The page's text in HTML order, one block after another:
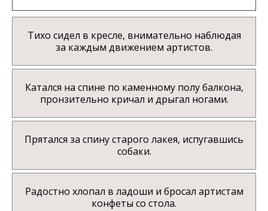
Тихо сидел в кресле, внимательно наблюдая
за каждым движением артистов.
Катался на спине по каменному полу балкона,
пронзительно кричал и дрыгал ногами.
Прятался за спину старого лакея, испугавшись
собаки.
Радостно хлопал в ладоши и бросал артистам
конфеты со стола.